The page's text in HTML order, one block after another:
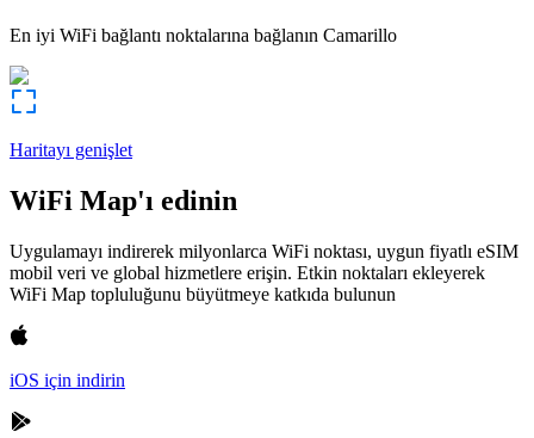
En iyi WiFi bağlantı noktalarına bağlanın Camarillo
Haritayı genişlet
WiFi Map'ı edinin
Uygulamayı indirerek milyonlarca WiFi noktası, uygun fiyatlı eSIM
mobil veri ve global hizmetlere erişin. Etkin noktaları ekleyerek
WiFi Map topluluğunu büyütmeye katkıda bulunun
iOS için indirin